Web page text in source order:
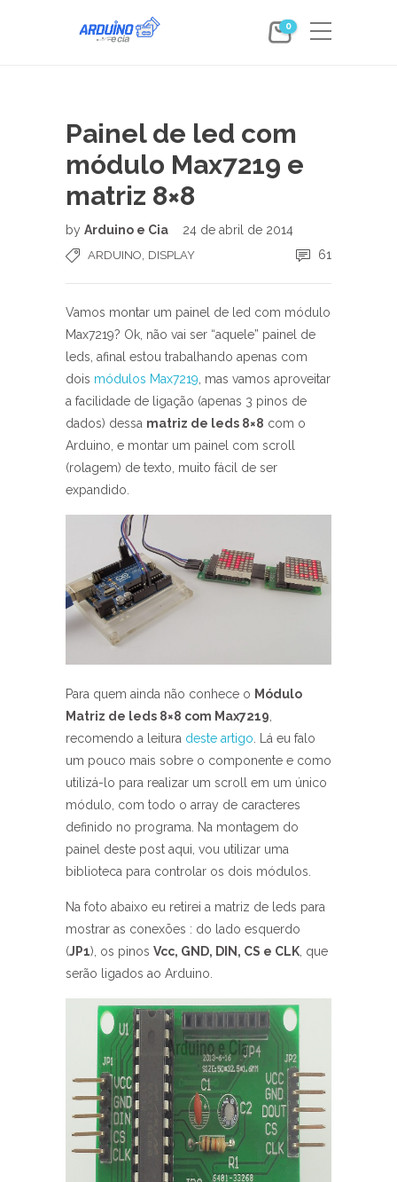
0
Painel de led com
módulo Max7219 e
matriz 8×8
by Arduino e Cia 24 de abril de 2014
ARDUINO DISPLAY 61
Vamos montar um painel de led com módulo
Max7219? Ok, não vai ser “aquele” painel de
leds, afinal estou trabalhando apenas com
dois módulos Max7219 , mas vamos aproveitar
a facilidade de ligação (apenas 3 pinos de
dados) dessa matriz de leds 8×8 com o
Arduino, e montar um painel com scroll
(rolagem) de texto, muito fácil de ser
expandido.
Para quem ainda não conhece o Módulo
Matriz de leds 8×8 com Max7219
recomendo a leitura deste artigo . Lá eu falo
um pouco mais sobre o componente e como
utilizá-lo para realizar um scroll em um único
módulo, com todo o array de caracteres
definido no programa. Na montagem do
painel deste post aqui, vou utilizar uma
biblioteca para controlar os dois módulos.
Na foto abaixo eu retirei a matriz de leds para
mostrar as conexões : do lado esquerdo
(JP1), os pinos Vcc, GND, DIN, CS e CLK , que
serão ligados ao Arduino.